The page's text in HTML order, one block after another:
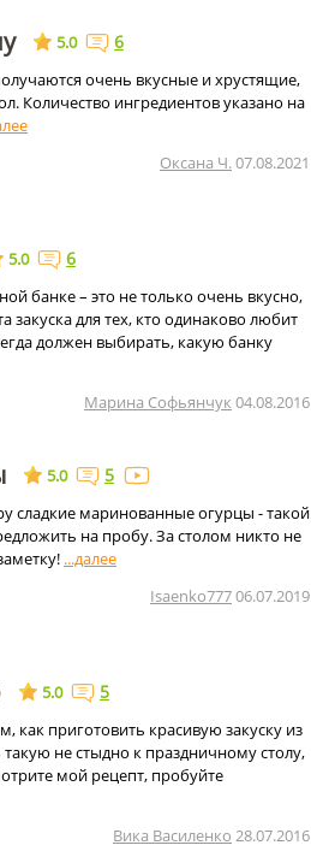
5.0 6
очень вкусные и хрустящие,
Количество ингредиентов указано на
Оксана Ч.07.08.2021
5.0 6
банке – это не только очень вкусно,
закуска для тех, кто одинаково любит
должен выбирать, какую банку
Марина Софьянчук 04.08.2016
5.0 5
сладкие маринованные огурцы - такой
на пробу. За столом никто не
Isaenko77706.07.2019
5.0 5
как приготовить красивую закуску из
не стыдно к праздничному столу,
мой рецепт, пробуйте
Вика Василенко 28.07.2016